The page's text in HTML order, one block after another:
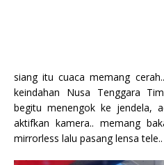
siang itu cuaca memang
keindahan Nusa Tenggara
begitu menengok ke jendela,
aktifkan kamera.. memang
mirrorless lalu pasang lensa tele..